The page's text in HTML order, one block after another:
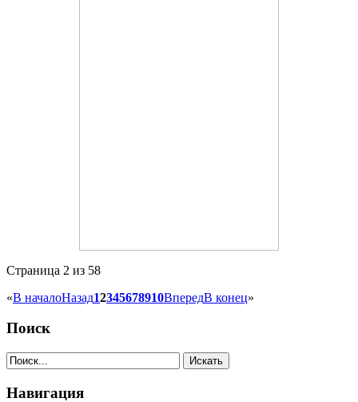
Страница 2 из 58
«В началоНазад12345678910ВпередВ конец»
Поиск
Навигация